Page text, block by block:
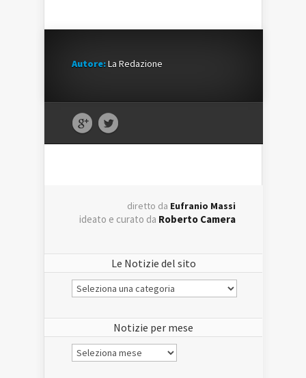
Autore:La Redazione
diretto da Eufranio Massi
ideato e curato da Roberto Camera
Le Notizie del sito
Le
Notizie
Notizie per mese
Notizie
per